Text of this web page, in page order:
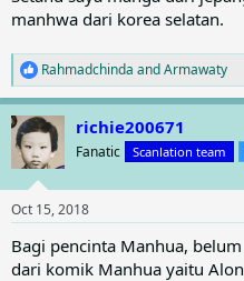
manhwa dari korea selatan.
R
e
a
c
t
i
n
s
:
Rahmadchinda andArmawaty
richie200671
Fanatic Scanlation team
Oct 15, 2018
Bagi pencinta Manhua,
dari komik Manhua yaitu